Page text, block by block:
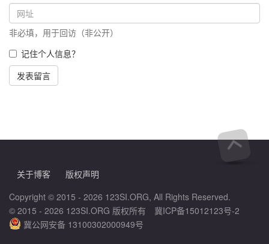
非必填，用于回访（非公开）
记住个人信息？
发表留言
关于博客
版权声明
Copyright © 2015 - 2026 123SI.ORG, All Rights Reserved.
© 2015 - 2026 123SI.ORG 版权所有 冀ICP备15012123号-2
冀公网安备 13100302000949号